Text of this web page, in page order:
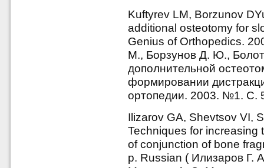
Kuftyrev LM, Borzunov
additional osteotomy for
Genius of Orthopedics.
М., Борзунов Д. Ю.,
дополнительной
формировании
ортопедии. 2003. №1. С.
Ilizarov GA, Shevtsov VI,
Techniques for increasing
of conjunction of bone
p. Russian ( Илизаров Г.